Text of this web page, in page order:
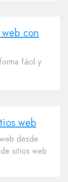
con
fácil y
web
desde
sitios web